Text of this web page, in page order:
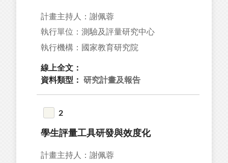
計畫主持人：謝佩蓉
執行單位：測驗及評量研究中心
執行機構：國家教育研究院
線上全文：
資料類型：
研究計畫及報告
2
學生評量工具研發與效度化
計畫主持人：謝佩蓉